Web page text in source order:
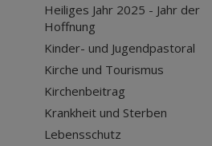
Heiliges Jahr 2025 - Jahr der
Hoffnung
Kinder- und Jugendpastoral
Kirche und Tourismus
Kirchenbeitrag
Krankheit und Sterben
Lebensschutz